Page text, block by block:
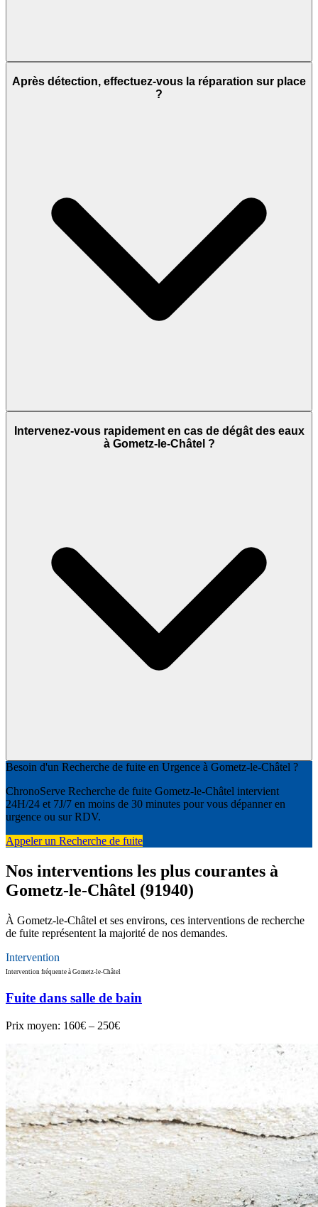
Après détection, effectuez-vous la réparation sur place
?
Intervenez-vous rapidement en cas de dégât des eaux
à Gometz-le-Châtel ?
Besoin d'un Recherche de fuite en Urgence à Gometz-le-Châtel ?
ChronoServe Recherche de fuite Gometz-le-Châtel intervient
24H/24 et 7J/7 en moins de 30 minutes pour vous dépanner en
urgence ou sur RDV.
Appeler un Recherche de fuite
Nos interventions les plus courantes à
Gometz-le-Châtel (91940)
À Gometz-le-Châtel et ses environs, ces interventions de recherche
de fuite représentent la majorité de nos demandes.
Intervention
Intervention fréquente à Gometz-le-Châtel
Fuite dans salle de bain
Prix moyen: 160€ – 250€